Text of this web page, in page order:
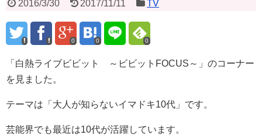
2016/3/30 2017/11/11 TV
0 0 0
「白熱ライブビビット ～ビビットFOCUS～」のコーナー
を見ました。
テーマは「大人が知らないイマドキ10代」です。
芸能界でも最近は10代が活躍しています。